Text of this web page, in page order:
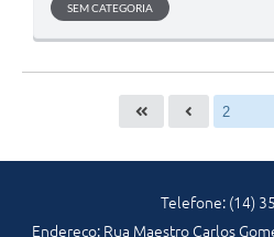
SEM CATEGORIA
Telefone: (14)
Endereço: Rua Maestro Carlos